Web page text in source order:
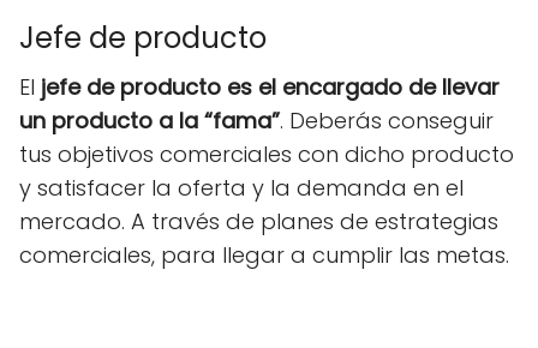
Jefe de producto
El jefe de producto es el encargado de llevar
un producto a la “fama”. Deberás conseguir
tus objetivos comerciales con dicho producto
y satisfacer la oferta y la demanda en el
mercado. A través de planes de estrategias
comerciales, para llegar a cumplir las metas.